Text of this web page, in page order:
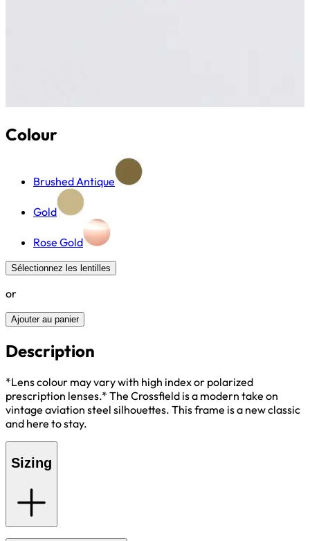
Colour
Brushed Antique
Gold
Rose Gold
Sélectionnez les lentilles
or
Ajouter au panier
Description
*Lens colour may vary with high index or polarized
prescription lenses.* The Crossfield is a modern take on
vintage aviation steel silhouettes. This frame is a new classic
and here to stay.
Sizing